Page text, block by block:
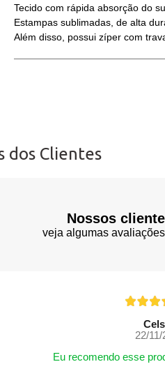
Tecido com rápida absorção do
Estampas sublimadas, de alta
Além disso, possui zíper com
dos Clientes
Nossos
veja algumas
22/11/
Eu recomendo esse